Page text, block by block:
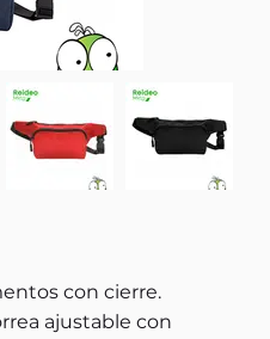
con cierre.
ajustable con